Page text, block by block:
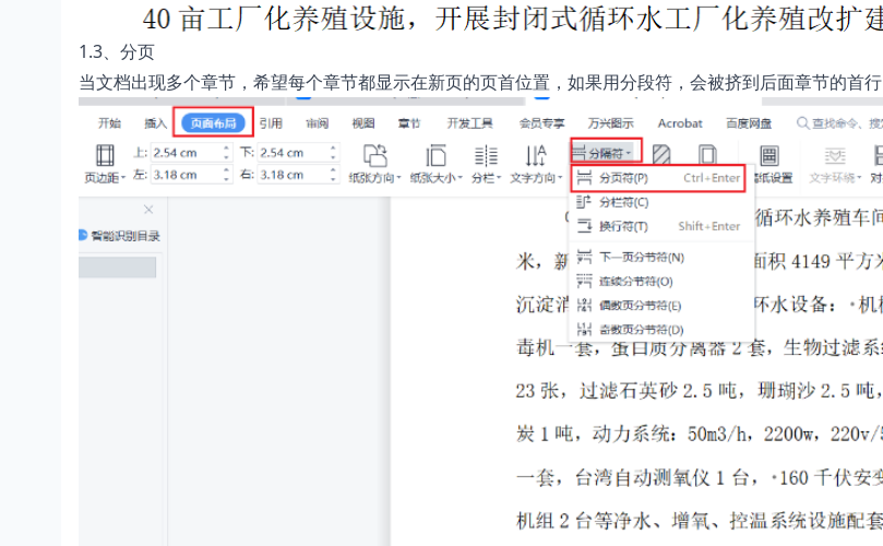
1.3、分页
当文档出现多个章节，希望每个章节都显示在新页的页首位置，如果用分段符，会被挤到后面章节的首行